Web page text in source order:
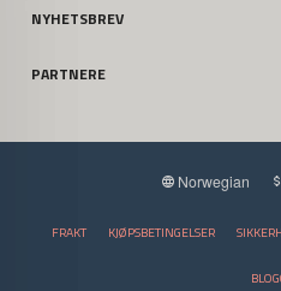
NYHETSBREV
PARTNERE
Norwegian
FRAKT KJØPSBETINGELSER